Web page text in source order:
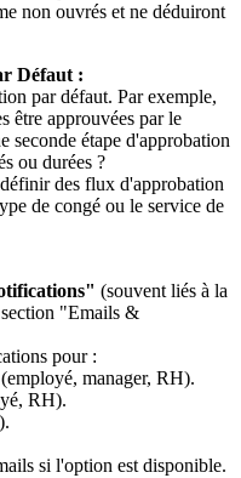
non ouvrés et ne déduiront
Défaut :
par défaut. Par exemple,
être approuvées par le
seconde étape d'approbation
ou durées ?
des flux d'approbation
de congé ou le service de
(souvent liés à la
section "Emails &
pour :
manager, RH).
RH).
si l'option est disponible.